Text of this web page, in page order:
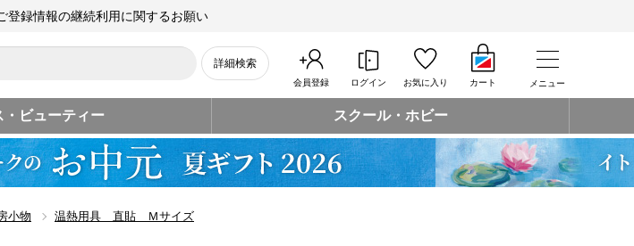
登録情報の継続利用に関するお願い
詳細検索
会員登録 ログイン お気に入り カート メニュー
・ビューティー スクール・ホビー
小物 温熱用具 直貼 Ｍサイズ